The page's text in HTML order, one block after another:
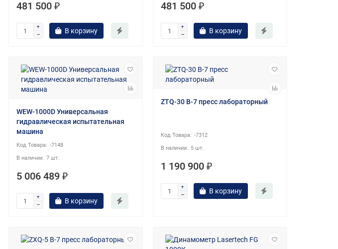
481 500 ₽
В корзину
481 500 ₽
В корзину
WEW-1000D Универсальная
гидравлическая испытательная
машина
-7148
7 шт.
5 006 489 ₽
В корзину
ZTQ-30 В-7 пресс лабораторный
-7312
5 шт.
1 190 900 ₽
В корзину